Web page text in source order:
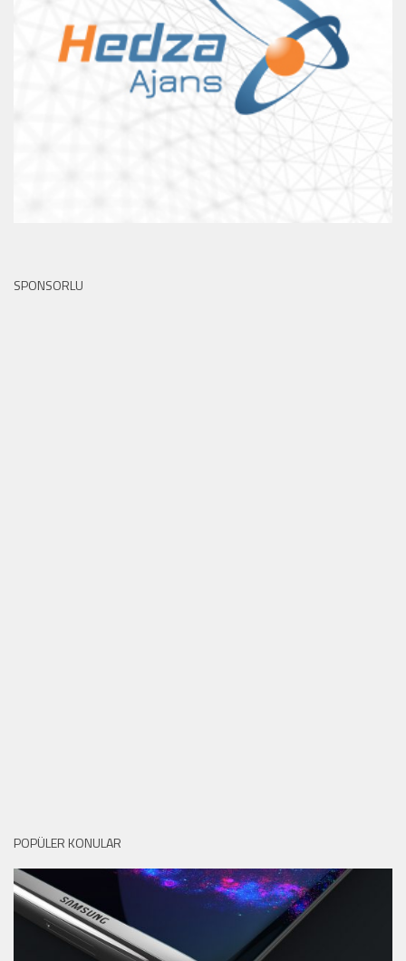
SPONSORLU
POPÜLER KONULAR